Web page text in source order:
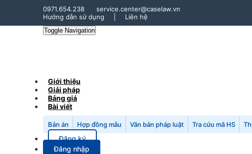
0971.654.238
service.center@caselaw.vn
Hướng dẫn sử dụng
Liên hệ
Toggle Navigation
Giới thiệu
Giải pháp
Bảng giá
Bài viết
Bản án Hợp đồng mẫu Văn bản pháp luật Tra cứu mã HS
Đăng ký
Đăng nhập